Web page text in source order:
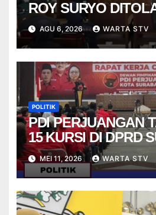
ROY SURYO
AGU 6, 2026 WARTA STV
POLITIK
PDI PERJUANGAN
15 KURSI DI DPRD
PADA PEMILU 2029
MEI 11, 2026 WARTA STV